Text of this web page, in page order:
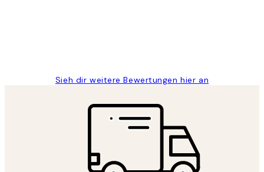
Sieh dir weitere Bewertungen hier an